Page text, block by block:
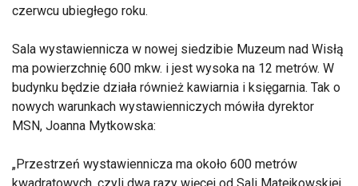
czerwcu ubiegłego roku.
Sala wystawiennicza w nowej siedzibie Muzeum nad Wisłą
ma powierzchnię 600 mkw. i jest wysoka na 12 metrów. W
budynku będzie działa również kawiarnia i księgarnia. Tak o
nowych warunkach wystawienniczych mówiła dyrektor
MSN, Joanna Mytkowska:
Przestrzeń wystawiennicza ma około 600 metrów